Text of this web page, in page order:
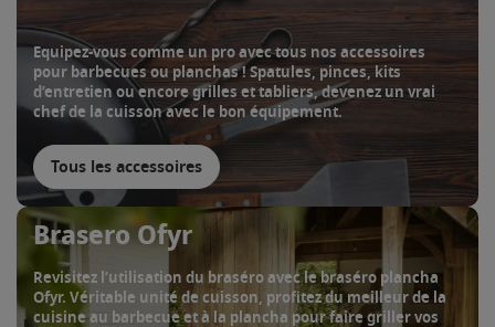
Equipez-vous comme un pro avec tous nos accessoires
pour barbecues ou planchas ! Spatules, pinces, kits
d’entretien ou encore grilles et tabliers, devenez un vrai
chef de la cuisson avec le bon équipement.
Tous les accessoires
Brasero Ofyr
Revisitez l’utilisation du braséro avec le braséro plancha
Ofyr. Véritable unité de cuisson, profitez du meilleur de la
cuisine au barbecue et à la plancha pour faire griller vos